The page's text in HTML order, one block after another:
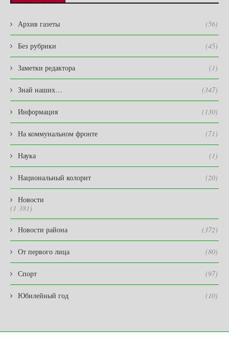
Архив газеты (56)
Без рубрики (45)
Заметки редактора (1)
Знай наших… (347)
Информация (130)
На коммунальном фронте (71)
Наука (1)
Национальный колорит (20)
Новости
(1 381)
Новости района (372)
От первого лица (80)
Спорт (97)
Юбилейный год (10)